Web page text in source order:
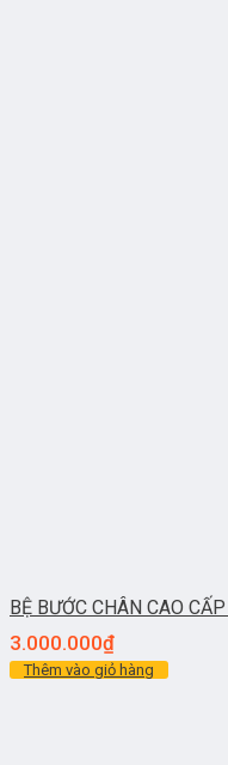
BỆ BƯỚC CHÂN CAO
3.000.000₫
Thêm vào giỏ hàng